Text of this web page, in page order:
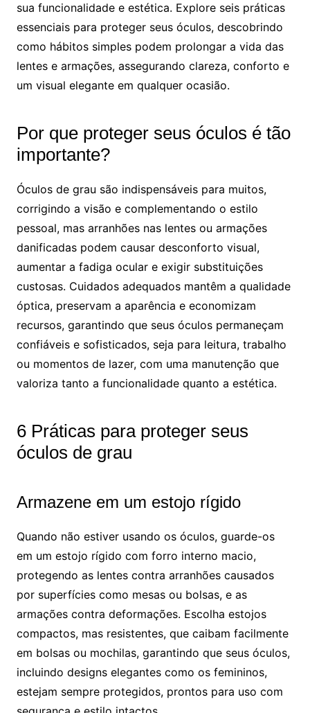
sua funcionalidade e estética. Explore seis práticas
essenciais para proteger seus óculos, descobrindo
como hábitos simples podem prolongar a vida das
lentes e armações, assegurando clareza, conforto e
um visual elegante em qualquer ocasião.
Por que proteger seus óculos é tão
importante?
Óculos de grau são indispensáveis para muitos,
corrigindo a visão e complementando o estilo
pessoal, mas arranhões nas lentes ou armações
danificadas podem causar desconforto visual,
aumentar a fadiga ocular e exigir substituições
custosas. Cuidados adequados mantêm a qualidade
óptica, preservam a aparência e economizam
recursos, garantindo que seus óculos permaneçam
confiáveis e sofisticados, seja para leitura, trabalho
ou momentos de lazer, com uma manutenção que
valoriza tanto a funcionalidade quanto a estética.
6 Práticas para proteger seus
óculos de grau
Armazene em um estojo rígido
Quando não estiver usando os óculos, guarde-os
em um estojo rígido com forro interno macio,
protegendo as lentes contra arranhões causados
por superfícies como mesas ou bolsas, e as
armações contra deformações. Escolha estojos
compactos, mas resistentes, que caibam facilmente
em bolsas ou mochilas, garantindo que seus óculos,
incluindo designs elegantes como os femininos,
estejam sempre protegidos, prontos para uso com